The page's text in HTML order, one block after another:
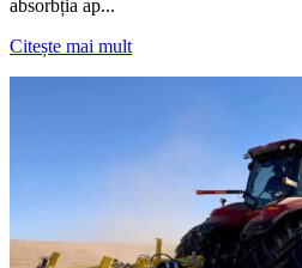
absorbția ap...
Citește mai mult